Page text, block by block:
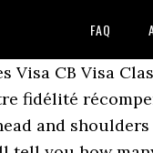
FAQ
cosmétique est acceptable s’il ne déguise pas votre apparence naturelle. Our first ever baby store offering sizes preemie to 24 months! Print the permanent resident photo specifications for you or your photographer (PDF, 614.24KB). Parent's or child's hands must not appear in the photo. Photos must be original and not altered in any way or taken from an existing photograph. Toate produsele marca Moa sunt originale - haine, incaltaminte, accesorii online de o calitate formidabila. Le sommet désigne le dessus de la tête ou, si couvert par des cheveux ou un couvre-chef, l’endroit où la tête ou le crâne se trouverait s’il était visible. Les cartes CB Mastercard On Line et CB Visa On Line permettent également d'effectuer des paiements. Trouvez les Moa Kikuchi images et les photos d’actualités parfaites sur Getty Images. Consultez les tarifs bancaires 2021 pour particuliers et professionnels de la banque CIC. Si les photographies ne sont pas conformes aux spécifications susmentionnées, vous devrez en fournir de nouvelles avant que votre demande puisse être traitée. Choisissez parmi des contenus premium Moa Kikuchi de la plus haute qualité. Citizenship and Immigration Canada. Vous ne recevrez pas de réponse. Tarifs de gestion des cartes au CIC. Photos must reflect/represent natural skin tones. ), changing the background (eliminating shadows, etc. La carte Maestro peut être souscrite soit indépendamment, soit dans le cadre d. Carte maestro parcours j cic paiement internet -